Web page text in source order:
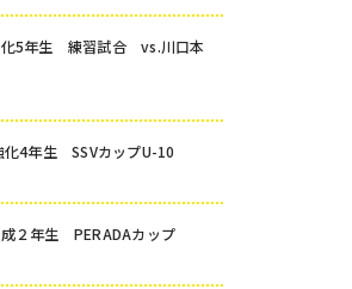
化5年生 練習試合 vs.川口本
化4年生 SSVカップU-10
２年生 PERADAカップ